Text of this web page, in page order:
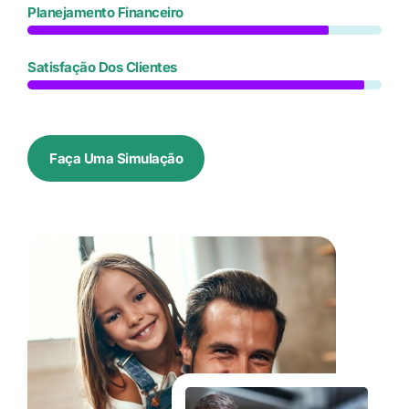
Planejamento Financeiro
Satisfação Dos Clientes
Faça Uma Simulação